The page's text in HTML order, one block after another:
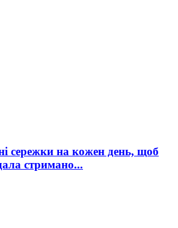
сережки на кожен день, щоб
стримано...